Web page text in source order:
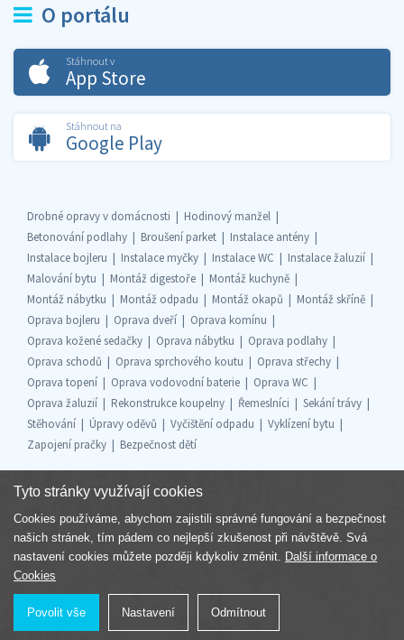
O portálu
Stáhnout v
App Store
Stáhnout na
Google Play
Drobné opravy v domácnosti
Hodinový manžel
Betonování podlahy
Broušení parket
Instalace antény
Instalace bojleru
Instalace myčky Instalace WC
Instalace žaluzií
Malování bytu
Montáž digestoře
Montáž kuchyně
Montáž nábytku
Montáž odpadu Montáž okapů
Montáž skříně
Oprava bojleru
Oprava dveří
Oprava komínu
Oprava kožené sedačky
Oprava nábytku
Oprava podlahy
Oprava schodů
Oprava sprchového koutu
Oprava střechy
Oprava topení
Oprava vodovodní baterie
Oprava WC
Oprava žaluzií
Rekonstrukce koupelny Řemeslníci
Sekání trávy
Stěhování
Úpravy oděvů Vyčištění odpadu
Vyklízení bytu
Zapojení pračky
Bezpečnost dětí
Součást skupiny
Tyto stránky využívají cookies
Cookies používáme, abychom zajistili správné fungování a bezpečnost
našich stránek, tím pádem co nejlepší zkušenost při návštěvě. Svá
nastavení cookies můžete později kdykoliv změnit. Další informace o
Cookies
Povolit vše Nastavení Odmítnout